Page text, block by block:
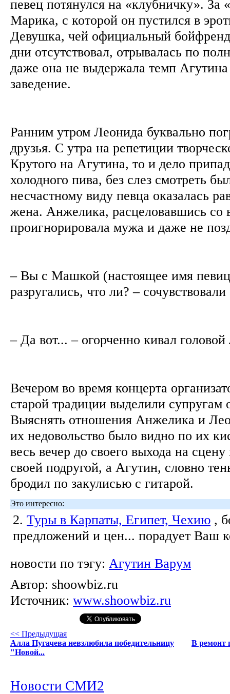
певец потянулся на «клубничку». За
Марика, с которой он пустился в
Девушка, чей официальный
дни отсутствовал, отрывалась по
даже она не выдержала темп
заведение.
Ранним утром Леонида буквально
друзья. С утра на репетиции
Крутого на Агутина, то и дело
холодного пива, без слез смотреть
несчастному виду певца оказалась
жена. Анжелика, расцеловавшись со
проигнорировала мужа и даже не
– Вы с Машкой (настоящее имя
разругались, что ли? –
– Да вот... – огорченно кивал
Вечером во время концерта
старой традиции выделили супругам
Выяснять отношения Анжелика и
их недовольство было видно по их
весь вечер до своего выхода на
своей подругой, а Агутин, словно
бродил по закулисью с гитарой.
Это интересно:
2. Туры в Карпаты, Египет, Чехию ,
предложений и цен... порадует Ваш
новости по тэгу: Агутин Варум
Автор: shoowbiz.ru
Источник: www.shoowbiz.ru
<< Предыдущая
Алла Пугачева невзлюбила победительницу
"Новой...
В ремонт
Новости СМИ2